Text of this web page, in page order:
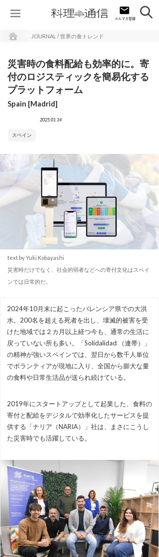
JOURNAL / 世界の食トレンド
災害時の食料配給も効率的に。寄
付のロジスティックを簡易化する
プラットフォーム
Spain [Madrid]
2025.01.14
スペイン
text by Yuki Kobayashi
災害時だけでなく、社会的弱者などへの寄付文化はスペイ
ンでは日常的だ。
2024年10月末に起こったバレンシア県での大洪
水。200名を超える死者を出し、壊滅的被害を受
けた地域では２カ月以上経つ今も、通常の生活に
戻っていない所も多い。「Solidalidad （連帯）」
の精神が強いスペインでは、翌日から数千人単位
でボランティアが現地に入り、全国から膨大な量
の食料や日常生活品が送られ続けている。
2019年にスタートアップとして起業した、食料の
寄付と配給をデジタルで効率化したサービスを提
供する「ナリア（NARIA）」社は、まさにこうし
た災害時でも活躍している。